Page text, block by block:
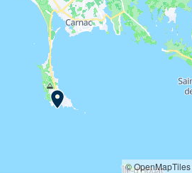
© OpenMapTiles